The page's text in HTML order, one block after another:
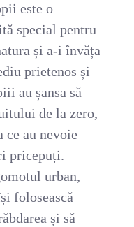
este o
special pentru
și a-i învăța
prietenos și
au șansa să
de la zero,
ce au nevoie
pricepuți.
urban,
folosească
și să